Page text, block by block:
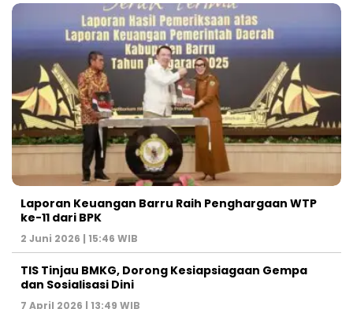
Laporan Keuangan Barru Raih Penghargaan WTP
ke-11 dari BPK
2 Juni 2026 | 15:46 WIB
TIS Tinjau BMKG, Dorong Kesiapsiagaan Gempa
dan Sosialisasi Dini
7 April 2026 | 13:49 WIB